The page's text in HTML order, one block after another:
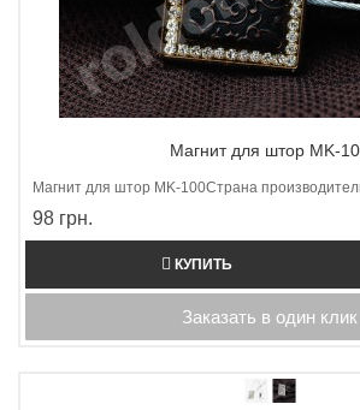
Магнит для штор MK-
Магнит для штор МK-100Страна
98 грн.
КУПИТЬ
Заказать в один клик